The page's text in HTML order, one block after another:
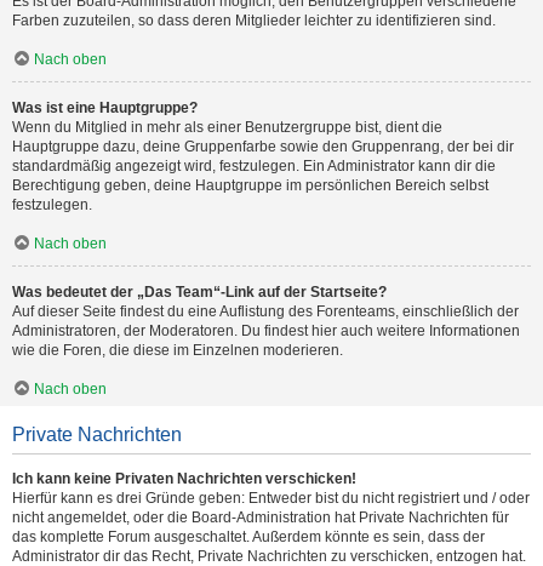
Farben zuzuteilen, so dass deren Mitglieder leichter zu identifizieren sind.
Nach oben
Was ist eine Hauptgruppe?
Wenn du Mitglied in mehr als einer Benutzergruppe bist, dient die
Hauptgruppe dazu, deine Gruppenfarbe sowie den Gruppenrang, der bei dir
standardmäßig angezeigt wird, festzulegen. Ein Administrator kann dir die
Berechtigung geben, deine Hauptgruppe im persönlichen Bereich selbst
festzulegen.
Nach oben
Was bedeutet der „Das Team“-Link auf der Startseite?
Auf dieser Seite findest du eine Auflistung des Forenteams, einschließlich der
Administratoren, der Moderatoren. Du findest hier auch weitere Informationen
wie die Foren, die diese im Einzelnen moderieren.
Nach oben
Private Nachrichten
Ich kann keine Privaten Nachrichten verschicken!
Hierfür kann es drei Gründe geben: Entweder bist du nicht registriert und / oder
nicht angemeldet, oder die Board-Administration hat Private Nachrichten für
das komplette Forum ausgeschaltet. Außerdem könnte es sein, dass der
Administrator dir das Recht, Private Nachrichten zu verschicken, entzogen hat.